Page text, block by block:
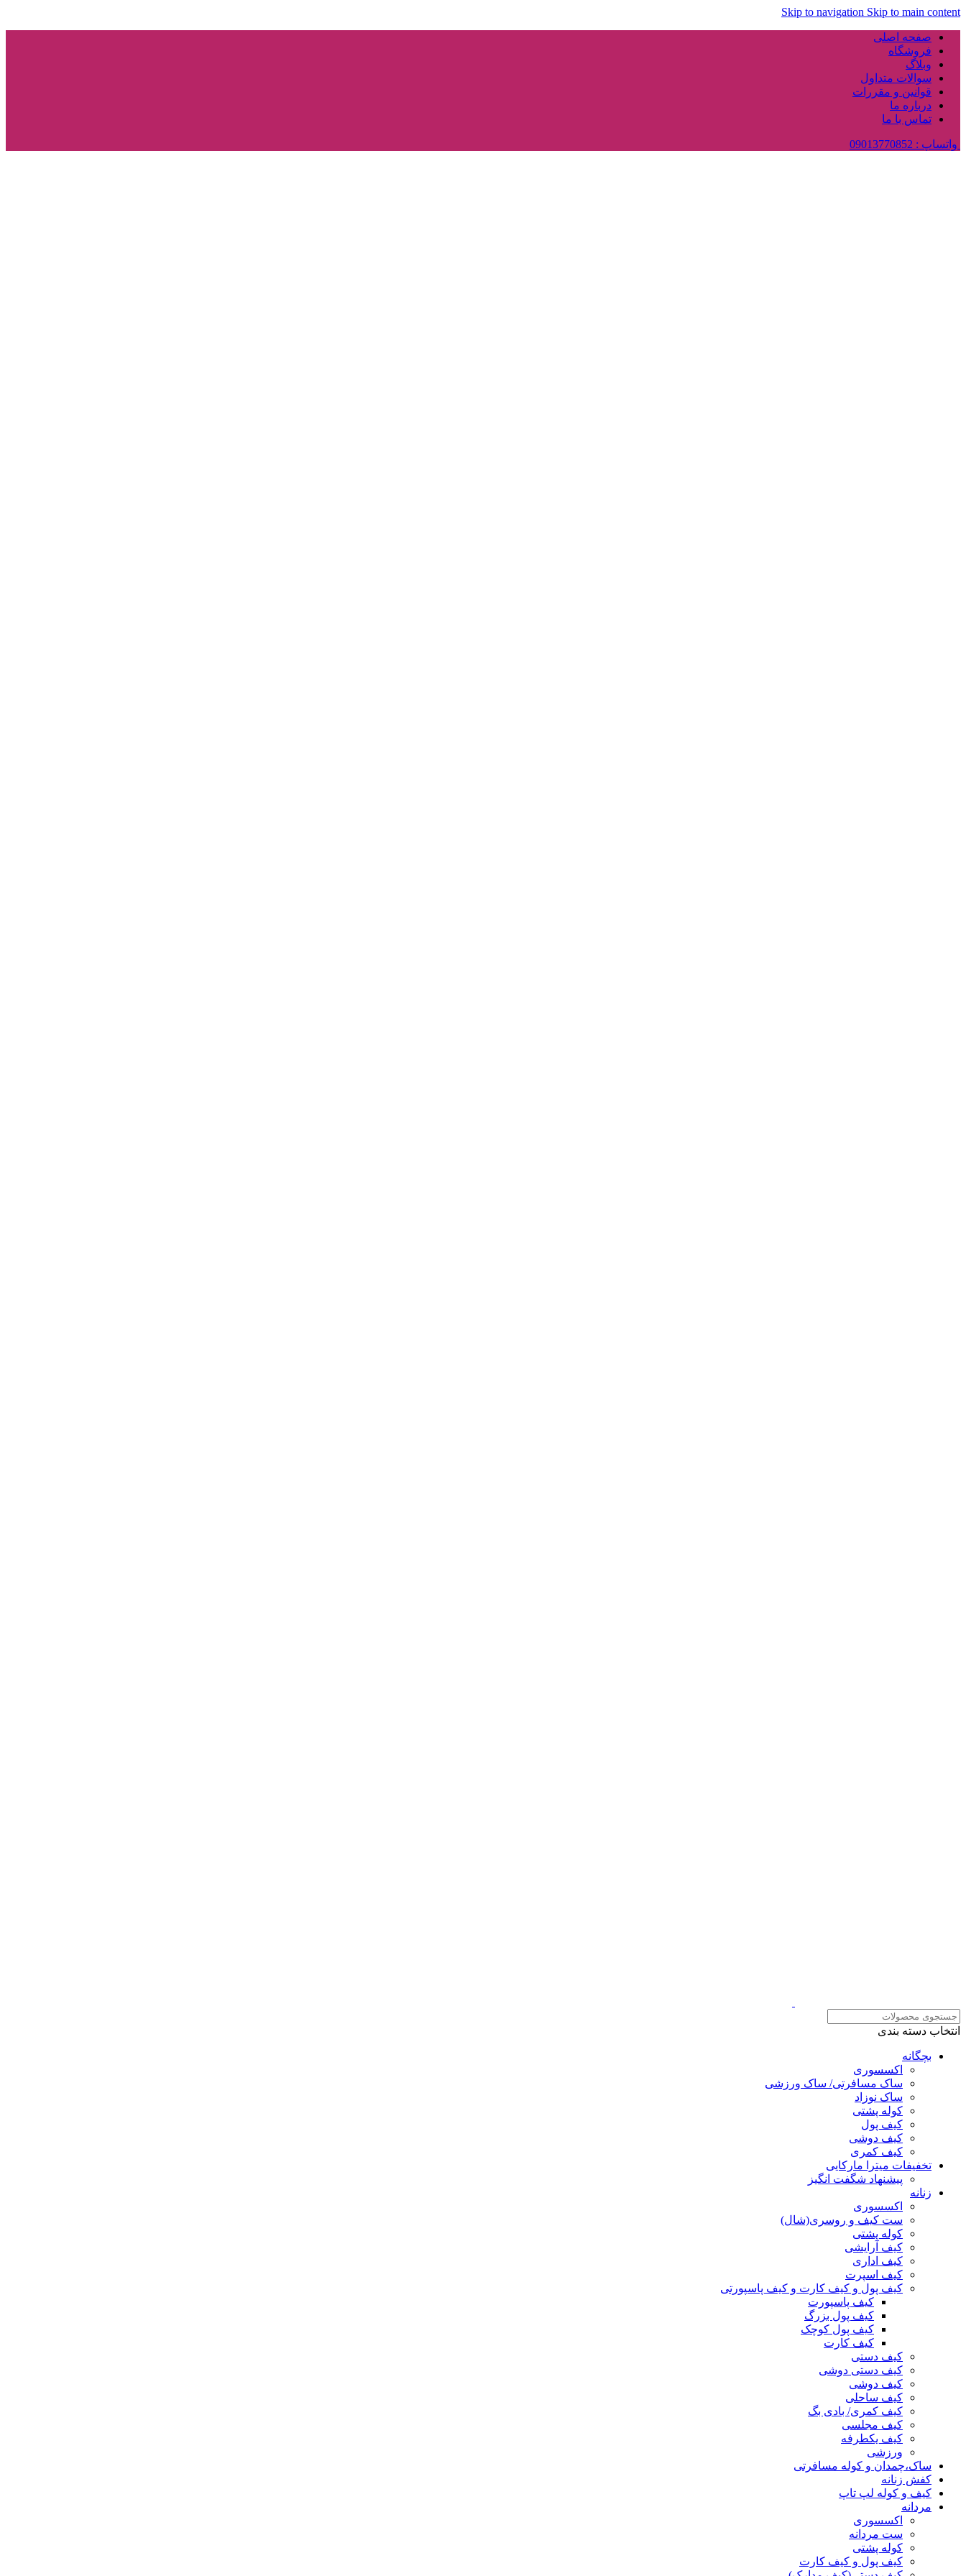
Skip to navigation Skip to main content
صفحه اصلی
فروشگاه
وبلاگ
سوالات متداول
قوانین و مقررات
درباره ما
تماس با ما
واتساپ : 09013770852
انتخاب دسته بندی
بچگانه
اکسسوری
ساک مسافرتی/ ساک ورزشی
ساک نوزاد
کوله پشتی
کیف پول
کیف دوشی
کیف کمری
تخفیفات میترا مارکایی
پیشنهاد شگفت انگیز
زنانه
اکسسوری
ست کیف و روسری(شال)
کوله پشتی
کیف آرایشی
کیف اداری
کیف اسپرت
کیف پول و کیف کارت و کیف پاسپورتی
کیف پاسپورت
کیف پول بزرگ
کیف پول کوچک
کیف کارت
کیف دستی
کیف دستی دوشی
کیف دوشی
کیف ساحلی
کیف کمری/ بادی بگ
کیف مجلسی
کیف یکطرفه
ورزشی
ساک،چمدان و کوله مسافرتی
کفش زنانه
کیف و کوله لپ تاپ
مردانه
اکسسوری
ست مردانه
کوله پشتی
کیف پول و کیف کارت